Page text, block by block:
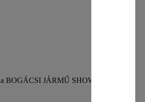
a BOGÁCSI JÁRMŰ SHOW!